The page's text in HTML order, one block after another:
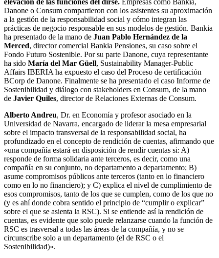
Danone o Consum compartieron con los asistentes su aproximación
a la gestión de la responsabilidad social y cómo integran las
prácticas de negocio responsable en sus modelos de gestión. Bankia
ha presentado de la mano de Juan Pablo Hernández de la
Merced, director comercial Bankia Pensiones, su caso sobre el
Fondo Futuro Sostenible. Por su parte Danone, cuya representante
ha sido María del Mar Güell, Sustainability Manager-Public
Affairs IBERIA ha expuesto el caso del Proceso de certificación
BCorp de Danone. Finalmente se ha presentado el caso Informe de
Sostenibilidad y diálogo con stakeholders en Consum, de la mano
de Javier Quiles, director de Relaciones Externas de Consum.
Alberto Andreu, Dr. en Economía y profesor asociado en la
Universidad de Navarra, encargado de liderar la mesa empresarial
sobre el impacto transversal de la responsabilidad social, ha
profundizado en el concepto de rendición de cuentas, afirmando que
«una compañía estará en disposición de rendir cuentas si: A)
responde de forma solidaria ante terceros, es decir, como una
compañía en su conjunto, no departamento a departamento; B)
asume compromisos públicos ante terceros (tanto en lo financiero
como en lo no financiero); y C) explica el nivel de cumplimiento de
esos compromisos, tanto de los que se cumplen, como de los que no
(y es ahí donde cobra sentido el principio de “cumplir o explicar”
sobre el que se asienta la RSC). Si se entiende así la rendición de
cuentas, es evidente que solo puede relanzarse cuando la función de
RSC es trasversal a todas las áreas de la compañía, y no se
circunscribe solo a un departamento (el de RSC o el
Sostenibilidad)».